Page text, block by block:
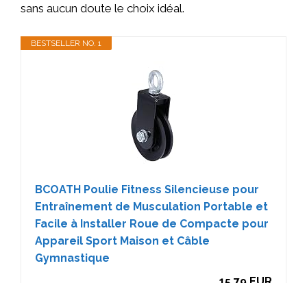
sans aucun doute le choix idéal.
BESTSELLER NO. 1
BCOATH Poulie Fitness Silencieuse pour
Entraînement de Musculation Portable et
Facile à Installer Roue de Compacte pour
Appareil Sport Maison et Câble
Gymnastique